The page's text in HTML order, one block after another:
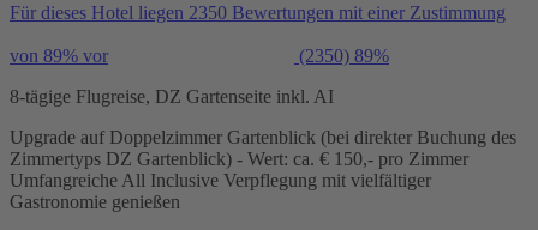
Für dieses Hotel liegen 2350 Bewertungen mit einer Zustimmung
von 89% vor (2350) 89%
8-tägige Flugreise, DZ Gartenseite inkl. AI
Upgrade auf Doppelzimmer Gartenblick (bei direkter Buchung des
Zimmertyps DZ Gartenblick) - Wert: ca. € 150,- pro Zimmer
Umfangreiche All Inclusive Verpflegung mit vielfältiger
Gastronomie genießen